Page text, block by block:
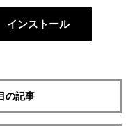
インストール
の記事